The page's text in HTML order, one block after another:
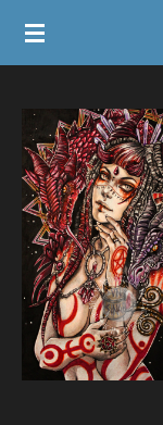
Ga
hoofdinhoud